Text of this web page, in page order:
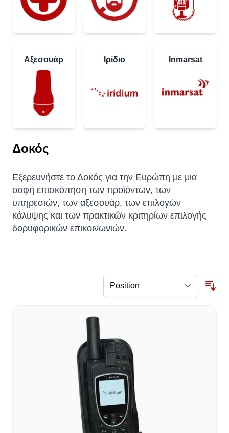
Αξεσουάρ Ιρίδιο Inmarsat
Δοκός
Εξερευνήστε το Δοκός για την Ευρώπη με μια
σαφή επισκόπηση των προϊόντων, των
υπηρεσιών, των αξεσουάρ, των επιλογών
κάλυψης και των πρακτικών κριτηρίων επιλογής
δορυφορικών επικοινωνιών.